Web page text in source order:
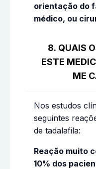
orientação do
médico, ou
8. QUAIS
ESTE
ME
Nos estudos
seguintes
de tadalafila:
Reação muito
10% dos